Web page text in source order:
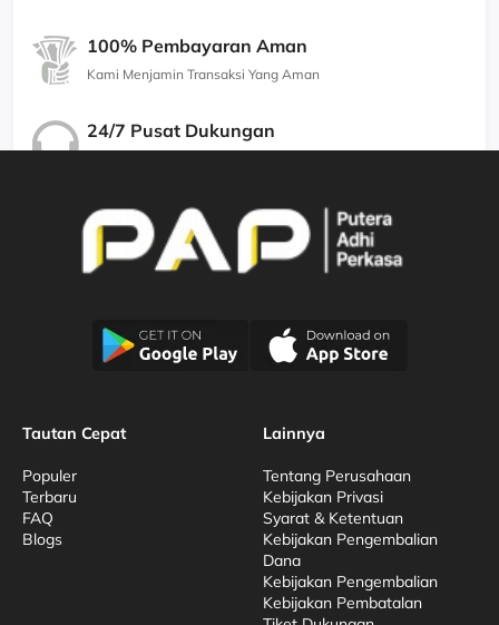
100% Pembayaran Aman
Kami Menjamin Transaksi Yang Aman
24/7 Pusat Dukungan
Tautan Cepat
Populer
Terbaru
FAQ
Blogs
Lainnya
Tentang Perusahaan
Kebijakan Privasi
Syarat & Ketentuan
Kebijakan Pengembalian
Dana
Kebijakan Pengembalian
Kebijakan Pembatalan